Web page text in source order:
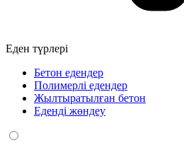
Еден түрлері
Бетон едендер
Полимерлі едендер
Жылтыратылған бетон
Еденді жөндеу